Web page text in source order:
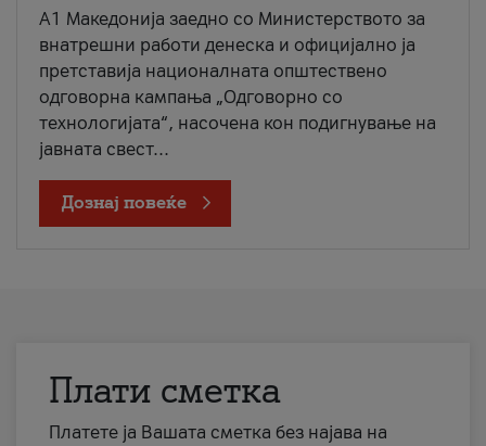
A1 Македонија заедно со Министерството за
внатрешни работи денеска и официјално ја
претставија националната општествено
одговорна кампања „Одговорно со
технологијата“, насочена кон подигнување на
јавната свест...
Дознај повеќе
Плати сметка
Платете ја Вашата сметка без најава на